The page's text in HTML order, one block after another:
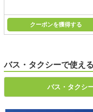
クーポンを獲得する
バス・タクシーで使え
バス・タクシ